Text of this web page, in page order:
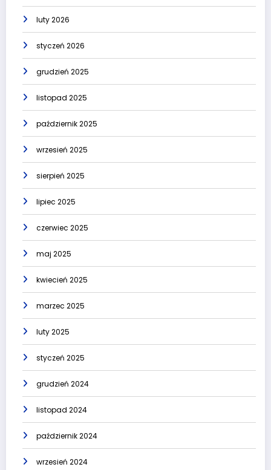
luty 2026
styczeń 2026
grudzień 2025
listopad 2025
październik 2025
wrzesień 2025
sierpień 2025
lipiec 2025
czerwiec 2025
maj 2025
kwiecień 2025
marzec 2025
luty 2025
styczeń 2025
grudzień 2024
listopad 2024
październik 2024
wrzesień 2024